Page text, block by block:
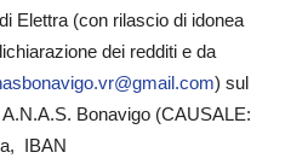
Elettra (con rilascio di idonea
dei redditi e da
r@gmail.com) sul
Bonavigo (CAUSALE:
IBAN